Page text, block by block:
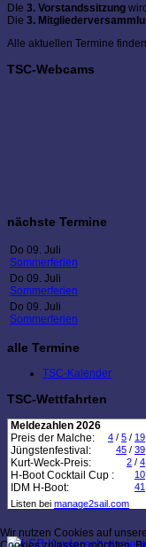
DIe 3. Vorstandssitzung
Die 3.
Alle aktuellen Termine
TSC-Webcams
nächste Termine
Do 09. Juli
Sommerferien
Do 09. Juli
Sommerferien
Do 09. Juli
Sommerferien
alle Termine
TSC-Kalender
TSC-Wettfahrten
Meldezahlen 2026
Preis der Malche:
4 / 5 / 19
Jüngstenfestival: 45 / 39
Kurt-Weck-Preis: 2 / 4
H-Boot Cocktail Cup : 10
IDM H-Boot:
41
Listen bei manage2sail.com
Wir nutzen Cookies auf